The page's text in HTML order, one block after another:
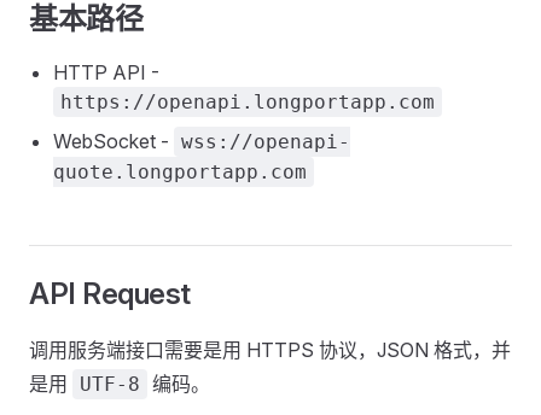
基本路径
HTTP API -
https://openapi.longportapp.com
WebSocket - wss://openapi-
quote.longportapp.com
API Request
调用服务端接口需要是用 HTTPS 协议，JSON 格式，并
是用
UTF-8 编码。